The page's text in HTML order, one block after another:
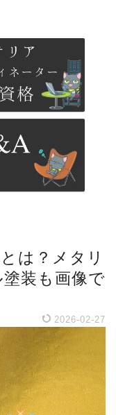
は？メタリ
装も画像で
2026-02-27